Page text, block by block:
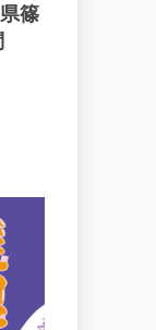
篠